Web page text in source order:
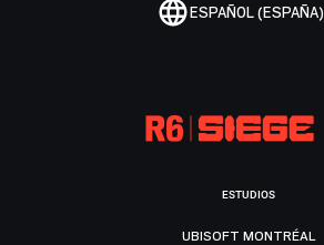
ESPAÑOL (ESPAÑA)
ESTUDIOS
UBISOFT MONTRÉAL